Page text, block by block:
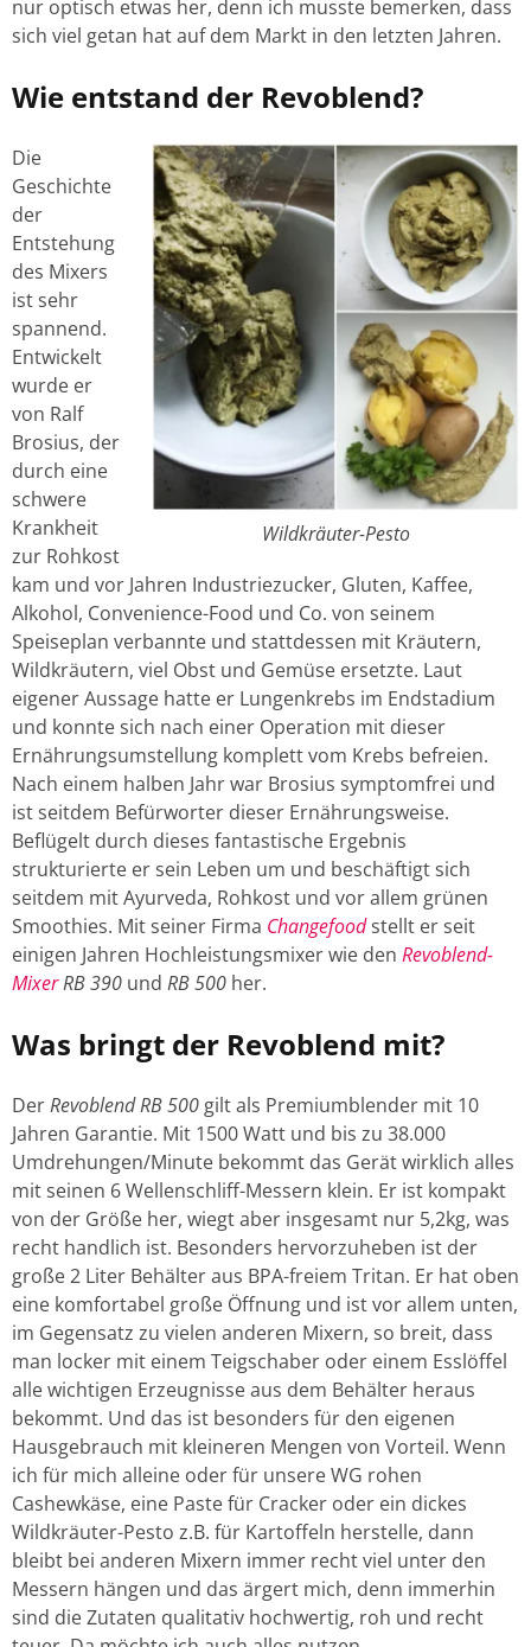
nur optisch etwas her, denn ich musste bemerken, dass
sich viel getan hat auf dem Markt in den letzten Jahren.
Wie entstand der Revoblend?
Wildkräuter-Pesto
Die
Geschichte
der
Entstehung
des Mixers
ist sehr
spannend.
Entwickelt
wurde er
von Ralf
Brosius, der
durch eine
schwere
Krankheit
zur Rohkost
kam und vor Jahren Industriezucker, Gluten, Kaffee,
Alkohol, Convenience-Food und Co. von seinem
Speiseplan verbannte und stattdessen mit Kräutern,
Wildkräutern, viel Obst und Gemüse ersetzte. Laut
eigener Aussage hatte er Lungenkrebs im Endstadium
und konnte sich nach einer Operation mit dieser
Ernährungsumstellung komplett vom Krebs befreien.
Nach einem halben Jahr war Brosius symptomfrei und
ist seitdem Befürworter dieser Ernährungsweise.
Beflügelt durch dieses fantastische Ergebnis
strukturierte er sein Leben um und beschäftigt sich
seitdem mit Ayurveda, Rohkost und vor allem grünen
Smoothies. Mit seiner Firma Changefoodstellt er seit
einigen Jahren Hochleistungsmixer wie den Revoblend-
MixerRB 390 und RB 500 her.
Was bringt der Revoblend mit?
DerRevoblend RB 500 gilt als Premiumblender mit 10
Jahren Garantie. Mit 1500 Watt und bis zu 38.000
Umdrehungen/Minute bekommt das Gerät wirklich alles
mit seinen 6 Wellenschliff-Messern klein. Er ist kompakt
von der Größe her, wiegt aber insgesamt nur 5,2kg, was
recht handlich ist. Besonders hervorzuheben ist der
große 2 Liter Behälter aus BPA-freiem Tritan. Er hat oben
eine komfortabel große Öffnung und ist vor allem unten,
im Gegensatz zu vielen anderen Mixern, so breit, dass
man locker mit einem Teigschaber oder einem Esslöffel
alle wichtigen Erzeugnisse aus dem Behälter heraus
bekommt. Und das ist besonders für den eigenen
Hausgebrauch mit kleineren Mengen von Vorteil. Wenn
ich für mich alleine oder für unsere WG rohen
Cashewkäse, eine Paste für Cracker oder ein dickes
Wildkräuter-Pesto z.B. für Kartoffeln herstelle, dann
bleibt bei anderen Mixern immer recht viel unter den
Messern hängen und das ärgert mich, denn immerhin
sind die Zutaten qualitativ hochwertig, roh und recht